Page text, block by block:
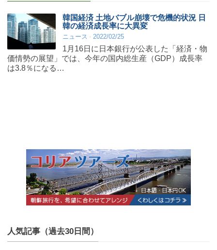
韓国経済 土地バブル崩壊で危機的状況 日
韓の経済成長率に大異変
ニュース 2022/02/25
1月16日に日本銀行が公表した「経済・物
価情勢の展望」では、今年の国内総生産（GDP）成長率
は3.8％になる…
人気記事（過去30日間）